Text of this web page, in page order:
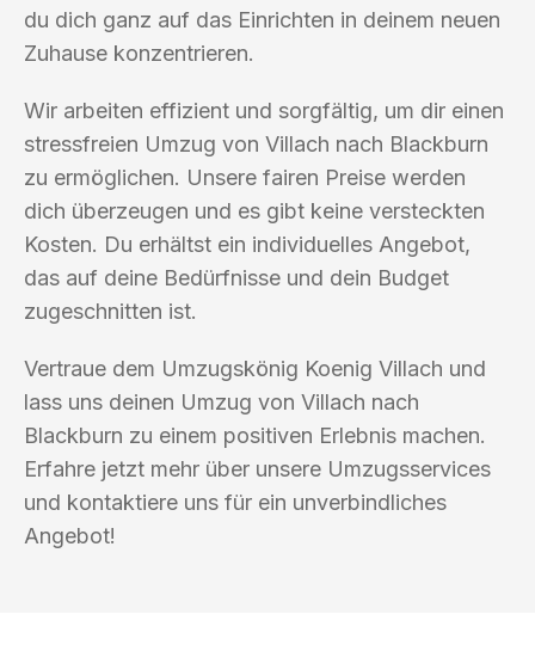
du dich ganz auf das Einrichten in deinem neuen
Zuhause konzentrieren.
Wir arbeiten effizient und sorgfältig, um dir einen
stressfreien Umzug von Villach nach Blackburn
zu ermöglichen. Unsere fairen Preise werden
dich überzeugen und es gibt keine versteckten
Kosten. Du erhältst ein individuelles Angebot,
das auf deine Bedürfnisse und dein Budget
zugeschnitten ist.
Vertraue dem Umzugskönig Koenig Villach und
lass uns deinen Umzug von Villach nach
Blackburn zu einem positiven Erlebnis machen.
Erfahre jetzt mehr über unsere Umzugsservices
und kontaktiere uns für ein unverbindliches
Angebot!